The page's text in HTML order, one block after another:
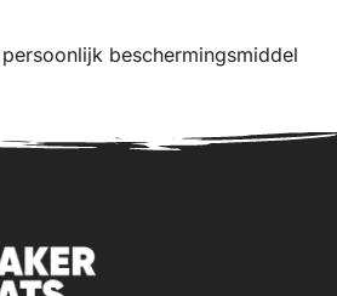
beschermingsmiddel